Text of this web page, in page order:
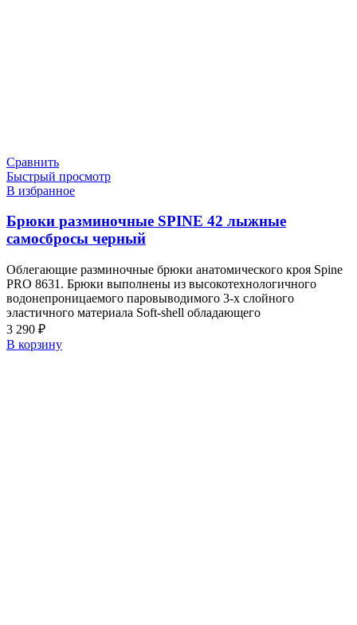
Сравнить
Быстрый просмотр
В избранное
Брюки разминочные SPINE 42 лыжные
самосбросы черный
Облегающие разминочные брюки анатомического кроя Spine
PRO 8631. Брюки выполнены из высокотехнологичного
водонепроницаемого паровыводимого 3-х слойного
эластичного материала Soft-shell обладающего
3 290 ₽
В корзину